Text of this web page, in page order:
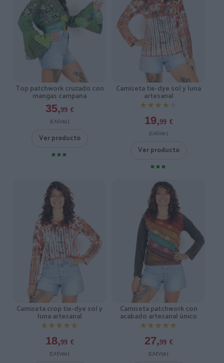
Top patchwork cruzado con
mangas campana
35,99 €
[CAEV62 ]
Ver producto
Camiseta tie-dye sol y luna
artesanal
★★★★★
★★★★★
19,99 €
[CAEV61 ]
Ver producto
Camiseta crop tie-dye sol y
luna artesanal
★★★★★
★★★★★
18,99 €
[CAEV60 ]
Camiseta patchwork con
acabado artesanal único
★★★★★
★★★★★
27,99 €
[CAEV59 ]